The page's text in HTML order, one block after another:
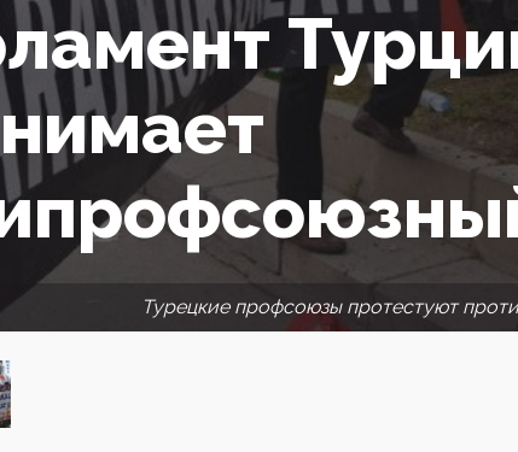
Турецкие профсоюзы протестуют